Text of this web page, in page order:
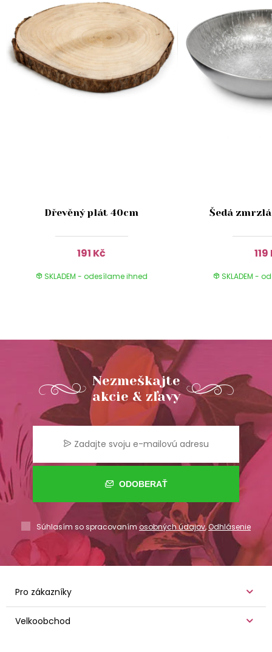
Dřevěný plát 40cm
191 Kč
SKLADEM - odesílame ihned
Šedá
SKLADEM -
Nezmeškajte
akcie & zľavy
ODOBERAŤ
Súhlasím so spracovaním osobných údajov,Odhlásenie
Pro zákazníky
Velkoobchod